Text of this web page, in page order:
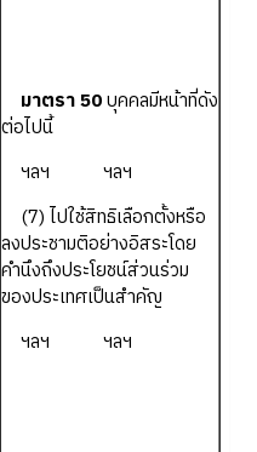
มาตรา 50บุคคลมีหน้าที่ดัง
ต่อไปนี้
ฯลฯ ฯลฯ
(7) ไปใช้สิทธิเลือกตั้งหรือ
ลงประชามติอย่างอิสระโดย
คำนึงถึงประโยชน์ส่วนร่วม
ของประเทศเป็นสำคัญ
ฯลฯ ฯลฯ